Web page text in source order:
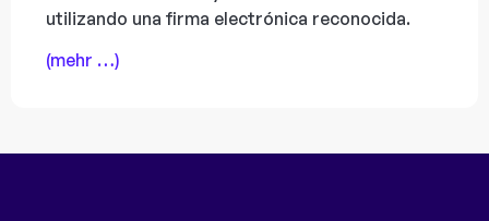
utilizando una firma electrónica reconocida.
(mehr …)